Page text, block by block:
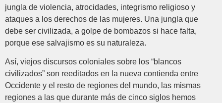
jungla de violencia, atrocidades, integrismo religioso y
ataques a los derechos de las mujeres. Una jungla que
debe ser civilizada, a golpe de bombazos si hace falta,
porque ese salvajismo es su naturaleza.
Así, viejos discursos coloniales sobre los “blancos
civilizados” son reeditados en la nueva contienda entre
Occidente y el resto de regiones del mundo, las mismas
regiones a las que durante más de cinco siglos hemos